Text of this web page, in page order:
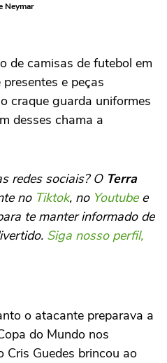
Neymar
de camisas de futebol em
e peças
craque guarda uniformes
desses chama a
redes sociais? O Terra
no Tiktok, no Youtubee
te manter informado de
Siga nosso perfil,
o atacante preparava a
do Mundo nos
Cris Guedes brincou ao